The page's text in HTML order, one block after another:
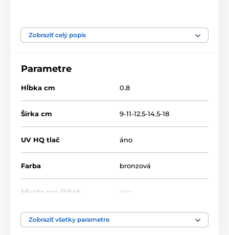
Korčuľovanie Drevené trofeje RW
Zobraziť celý popis
Parametre
Hĺbka cm 0.8
Šírka cm 9-11-12.5-14.5-18
UV HQ tlač áno
Farba bronzová
Miesto pre štítok áno
Výška cm
Zobraziť všetky parametre